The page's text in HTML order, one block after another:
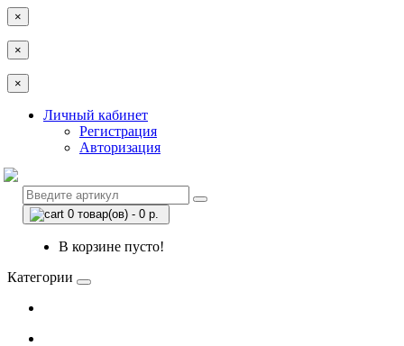
×
×
×
Личный кабинет
Регистрация
Авторизация
0 товар(ов) - 0 р.
В корзине пусто!
Категории